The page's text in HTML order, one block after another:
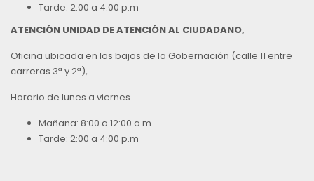
Tarde: 2:00 a 4:00 p.m
ATENCIÓN UNIDAD DE ATENCIÓN AL CIUDADANO,
Oficina ubicada en los bajos de la Gobernación (calle 11 entre
carreras 3ª y 2ª),
Horario de lunes a viernes
Mañana: 8:00 a 12:00 a.m.
Tarde: 2:00 a 4:00 p.m